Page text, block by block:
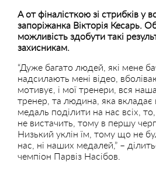
А от фіналісткою зі стрибків у
запоріжанка Вікторія Кесарь.
можливість здобути такі
захисникам.
“Дуже багато людей, які мене
надсилають мені відео,
мотивує, і мої тренери, вся
тренер, та людина, яка
медаль поділити на нас всіх,
не вистачить, тому в першу
Низький уклін їм, тому що не
нас, ні наших медалей,” –
чемпіон Парвіз Насібов.